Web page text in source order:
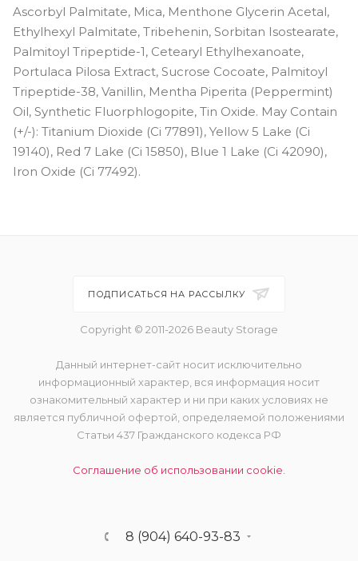
Ascorbyl Palmitate, Mica, Menthone Glycerin Acetal,
Ethylhexyl Palmitate, Tribehenin, Sorbitan Isostearate,
Palmitoyl Tripeptide-1, Cetearyl Ethylhexanoate,
Portulaca Pilosa Extract, Sucrose Cocoate, Palmitoyl
Tripeptide-38, Vanillin, Mentha Piperita (Peppermint)
Oil, Synthetic Fluorphlogopite, Tin Oxide. May Contain
(+/-): Titanium Dioxide (Ci 77891), Yellow 5 Lake (Ci
19140), Red 7 Lake (Ci 15850), Blue 1 Lake (Ci 42090),
Iron Oxide (Ci 77492).
ПОДПИСАТЬСЯ НА РАССЫЛКУ
Copyright © 2011-2026 Beauty Storage
Данный интернет-сайт носит исключительно
информационный характер, вся информация носит
ознакомительный характер и ни при каких условиях не
является публичной офертой, определяемой положениями
Статьи 437 Гражданского кодекса РФ
Соглашение об использовании cookie.
8 (904) 640-93-83